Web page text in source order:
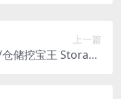
上一篇
储挖宝王 Storage